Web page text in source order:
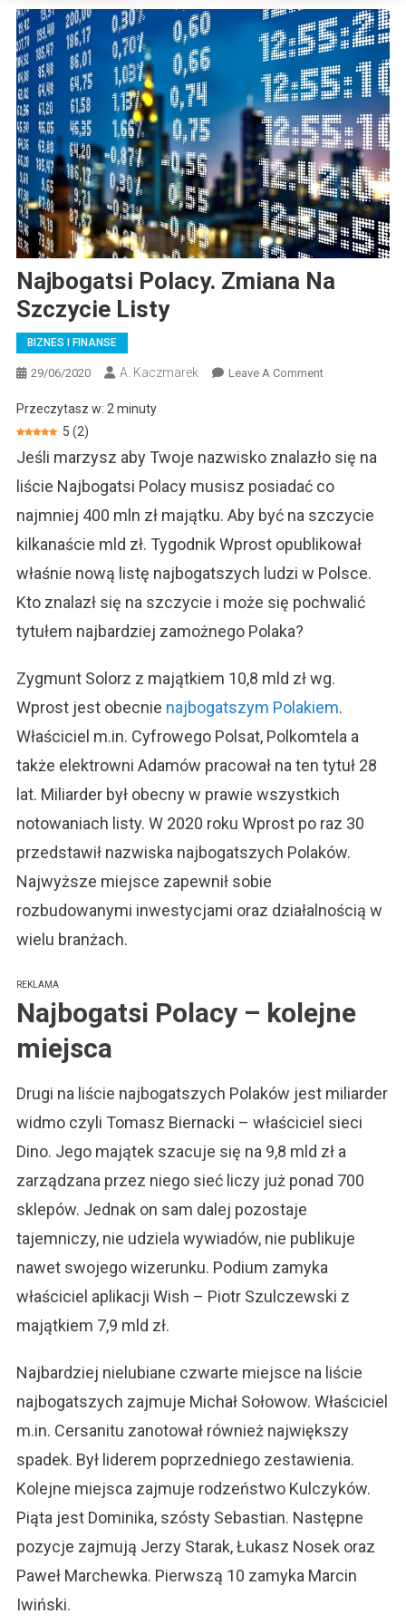
Najbogatsi Polacy. Zmiana Na
Szczycie Listy
BIZNES I FINANSE
29/06/2020 A. Kaczmarek Leave A CommentOn
Na
Listy
Przeczytasz w: 2 minuty
5 (2)
Jeśli marzysz aby Twoje nazwisko znalazło się na
liście Najbogatsi Polacy musisz posiadać co
najmniej 400 mln zł majątku. Aby być na szczycie
kilkanaście mld zł. Tygodnik Wprost opublikował
właśnie nową listę najbogatszych ludzi w Polsce.
Kto znalazł się na szczycie i może się pochwalić
tytułem najbardziej zamożnego Polaka?
Zygmunt Solorz z majątkiem 10,8 mld zł wg.
Wprost jest obecnie najbogatszym Polakiem.
Właściciel m.in. Cyfrowego Polsat, Polkomtela a
także elektrowni Adamów pracował na ten tytuł 28
lat. Miliarder był obecny w prawie wszystkich
notowaniach listy. W 2020 roku Wprost po raz 30
przedstawił nazwiska najbogatszych Polaków.
Najwyższe miejsce zapewnił sobie
rozbudowanymi inwestycjami oraz działalnością w
wielu branżach.
REKLAMA
Najbogatsi Polacy – kolejne
miejsca
Drugi na liście najbogatszych Polaków jest miliarder
widmo czyli Tomasz Biernacki – właściciel sieci
Dino. Jego majątek szacuje się na 9,8 mld zł a
zarządzana przez niego sieć liczy już ponad 700
sklepów. Jednak on sam dalej pozostaje
tajemniczy, nie udziela wywiadów, nie publikuje
nawet swojego wizerunku. Podium zamyka
właściciel aplikacji Wish – Piotr Szulczewski z
majątkiem 7,9 mld zł.
Najbardziej nielubiane czwarte miejsce na liście
najbogatszych zajmuje Michał Sołowow. Właściciel
m.in. Cersanitu zanotował również największy
spadek. Był liderem poprzedniego zestawienia.
Kolejne miejsca zajmuje rodzeństwo Kulczyków.
Piąta jest Dominika, szósty Sebastian. Następne
pozycje zajmują Jerzy Starak, Łukasz Nosek oraz
Paweł Marchewka. Pierwszą 10 zamyka Marcin
Iwiński.